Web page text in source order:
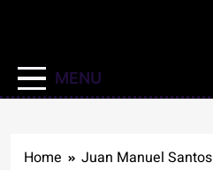
MENU
Home Juan Manuel Santos